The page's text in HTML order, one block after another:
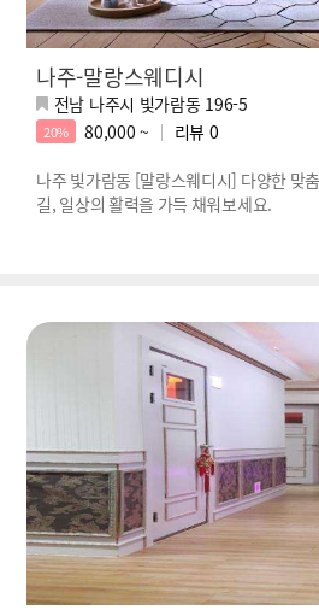
나주-말랑스웨디시
전남 나주시 빛가람동 196-5
20% 80,000 ~ 리뷰 0
나주 빛가람동 [말랑스웨디시] 다양한 맞
길, 일상의 활력을 가득 채워보세요.